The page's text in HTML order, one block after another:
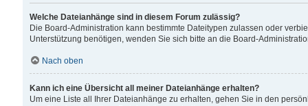
Welche Dateianhänge sind in diesem Forum zulässig?
Die Board-Administration kann bestimmte Dateitypen zulassen oder
Unterstützung benötigen, wenden Sie sich bitte an die Board-
Nach oben
Kann ich eine Übersicht all meiner Dateianhänge erhalten?
Um eine Liste all Ihrer Dateianhänge zu erhalten, gehen Sie in den